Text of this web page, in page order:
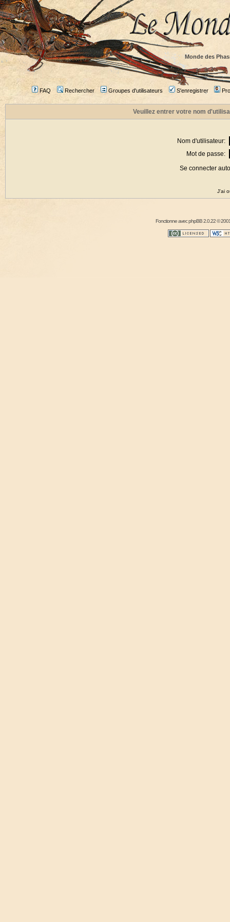
Monde des
FAQ Rechercher Groupes d'utilisateurs S'enregistrer
Veuillez entrer votre nom
Nom d'utilisateur:
Mot de passe:
Se connecter
J'ai
Fonctionne avecphpBB2.0.22 ©